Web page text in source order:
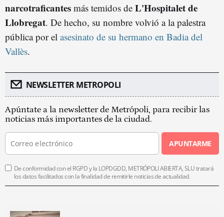
narcotraficantes más temidos de L'Hospitalet de
Llobregat. De hecho, su nombre volvió a la palestra
pública por el asesinato de su hermano en Badia del
Vallès.
NEWSLETTER METROPOLI
Apúntate a la newsletter de Metrópoli, para recibir las
noticias más importantes de la ciudad.
APUNTARME
De conformidad con el RGPD y la LOPDGDD, METRÓPOLI ABIERTA, SLU tratará
los datos facilitados con la finalidad de remitirle noticias de actualidad.